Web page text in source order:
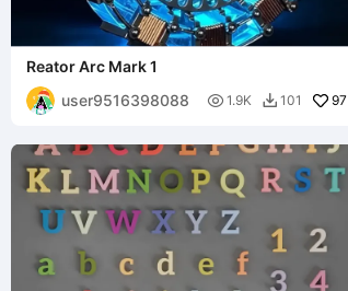
Reator Arc Mark 1
user9516398088
 1.9K  101 97